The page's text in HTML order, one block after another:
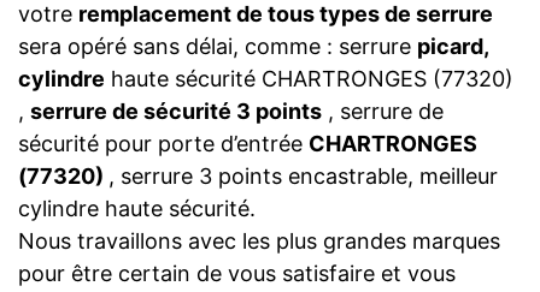
votre remplacement de tous types de serrure
sera opéré sans délai, comme : serrure picard,
cylindre haute sécurité CHARTRONGES (77320)
, serrure de sécurité 3 points , serrure de
sécurité pour porte d’entrée CHARTRONGES
(77320) , serrure 3 points encastrable, meilleur
cylindre haute sécurité.
Nous travaillons avec les plus grandes marques
pour être certain de vous satisfaire et vous